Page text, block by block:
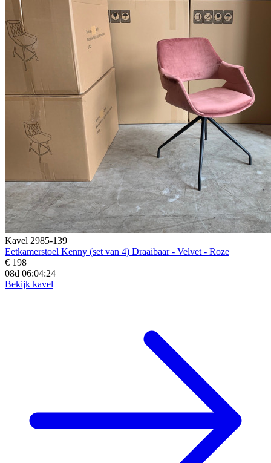
Kavel 2985-139
Eetkamerstoel Kenny (set van 4) Draaibaar - Velvet - Roze
€ 198
08d 06:04:23
Bekijk kavel